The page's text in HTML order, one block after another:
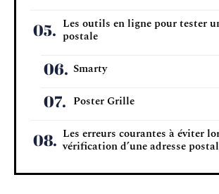
Les outils en ligne pour tester
postale
Smarty
Poster Grille
Les erreurs courantes à éviter
vérification d’une adresse